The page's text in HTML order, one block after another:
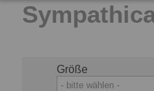
Größe
- bitte wählen -